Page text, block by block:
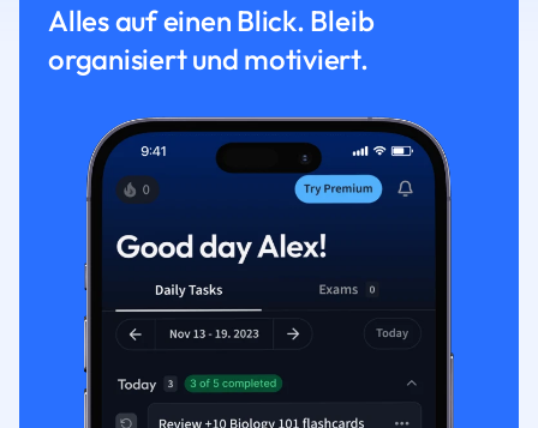
Alles auf einen Blick. Bleib
organisiert und motiviert.